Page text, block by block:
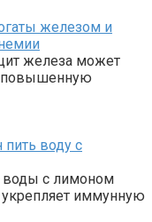
железом и
железа может
повышенную
пить воду с
воды с лимоном
иммунную